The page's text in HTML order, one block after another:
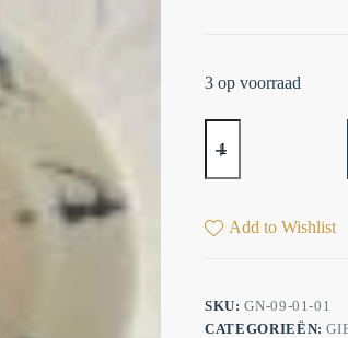
3 op voorraad
Add to Wishlist
SKU:GN-09-01-01
CATEGORIEËN: